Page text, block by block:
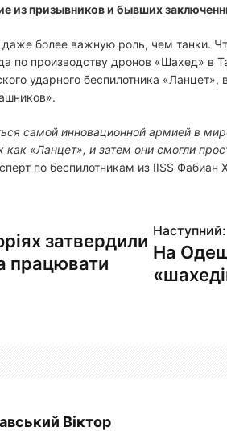
из призывников и бывших
даже более важную роль, чем танки.
по производству дронов «Шахед» в
ударного беспилотника
самой инновационной армией в
«Ланцет», и затем они смогли
по беспилотникам из IISS Фабиан
затвердили
працювати
Наступний:
На
Віктор